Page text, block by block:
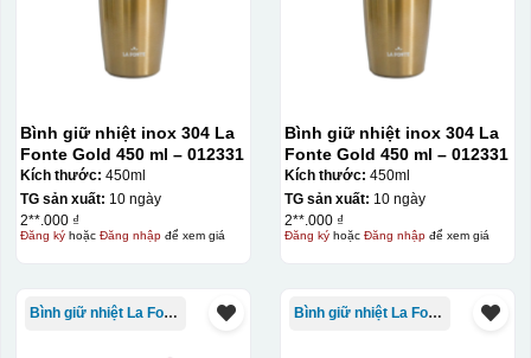
Bình giữ nhiệt inox 304 La
Fonte Gold 450 ml – 012331
Kích thước: 450ml
TG sản xuất: 10 ngày
2**.000 ₫
Đăng kýhoặc Đăng nhậpđể xem giá
Bình giữ nhiệt inox 304 La
Fonte Gold 450 ml – 012331
Kích thước: 450ml
TG sản xuất: 10 ngày
2**.000 ₫
Đăng kýhoặc Đăng nhậpđể xem giá
Bình giữ nhiệt La Fonte Bình giữ nhiệt La Fonte